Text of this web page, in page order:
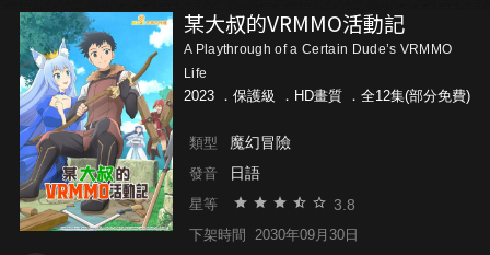
某大叔的VRMMO活動記
A Playthrough of a Certain Dude’s VRMMO
Life
2023 ． 保護級 ．HD畫質 ．全12集(部分免費)
類型 魔幻冒險
發音 日語
星等 3.8
下架時間 2030年09月30日